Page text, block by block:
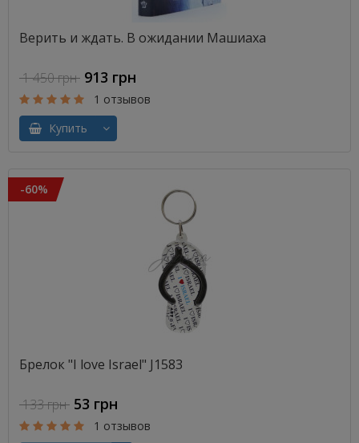
Верить и ждать. В ожидании Машиаха
1 450 грн 913 грн
1 отзывов
Купить
-60%
Брелок "I love Israel" J1583
133 грн 53 грн
1 отзывов